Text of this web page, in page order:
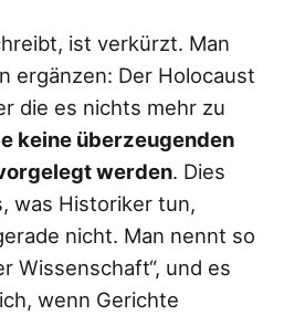
ist verkürzt. Man
ergänzen: Der Holocaust
die es nichts mehr zu
keine überzeugenden
werden. Dies
was Historiker tun,
nicht. Man nennt so
Wissenschaft“, und es
wenn Gerichte